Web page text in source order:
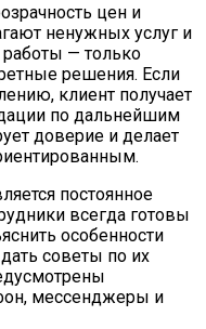
цен и
ненужных услуг и
— только
решения. Если
клиент получает
по дальнейшим
доверие и делает
постоянное
всегда готовы
особенности
советы по их
мессенджеры и